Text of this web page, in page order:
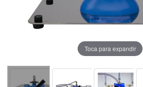
Toca para expandir